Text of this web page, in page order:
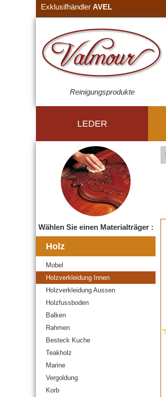
Exklusifhändler AVEL
Reinigungsprodukte
LEDER
Wählen Sie einen Materialträger :
Holz
Mobel
Holzverkleidung Innen
Holzverkleidung Aussen
Holzfussboden
Balken
Rahmen
Besteck Kuche
Teakholz
Marine
Vergoldung
Korb